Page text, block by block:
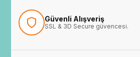
Güvenli Alışveriş
SSL & 3D Secure güvencesi.